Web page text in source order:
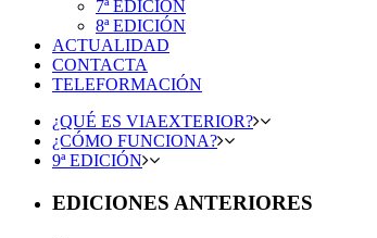
7ª EDICIÓN
8ª EDICIÓN
ACTUALIDAD
CONTACTA
TELEFORMACIÓN
¿QUÉ ES VIAEXTERIOR?
¿CÓMO FUNCIONA?
9ª EDICIÓN
EDICIONES ANTERIORES